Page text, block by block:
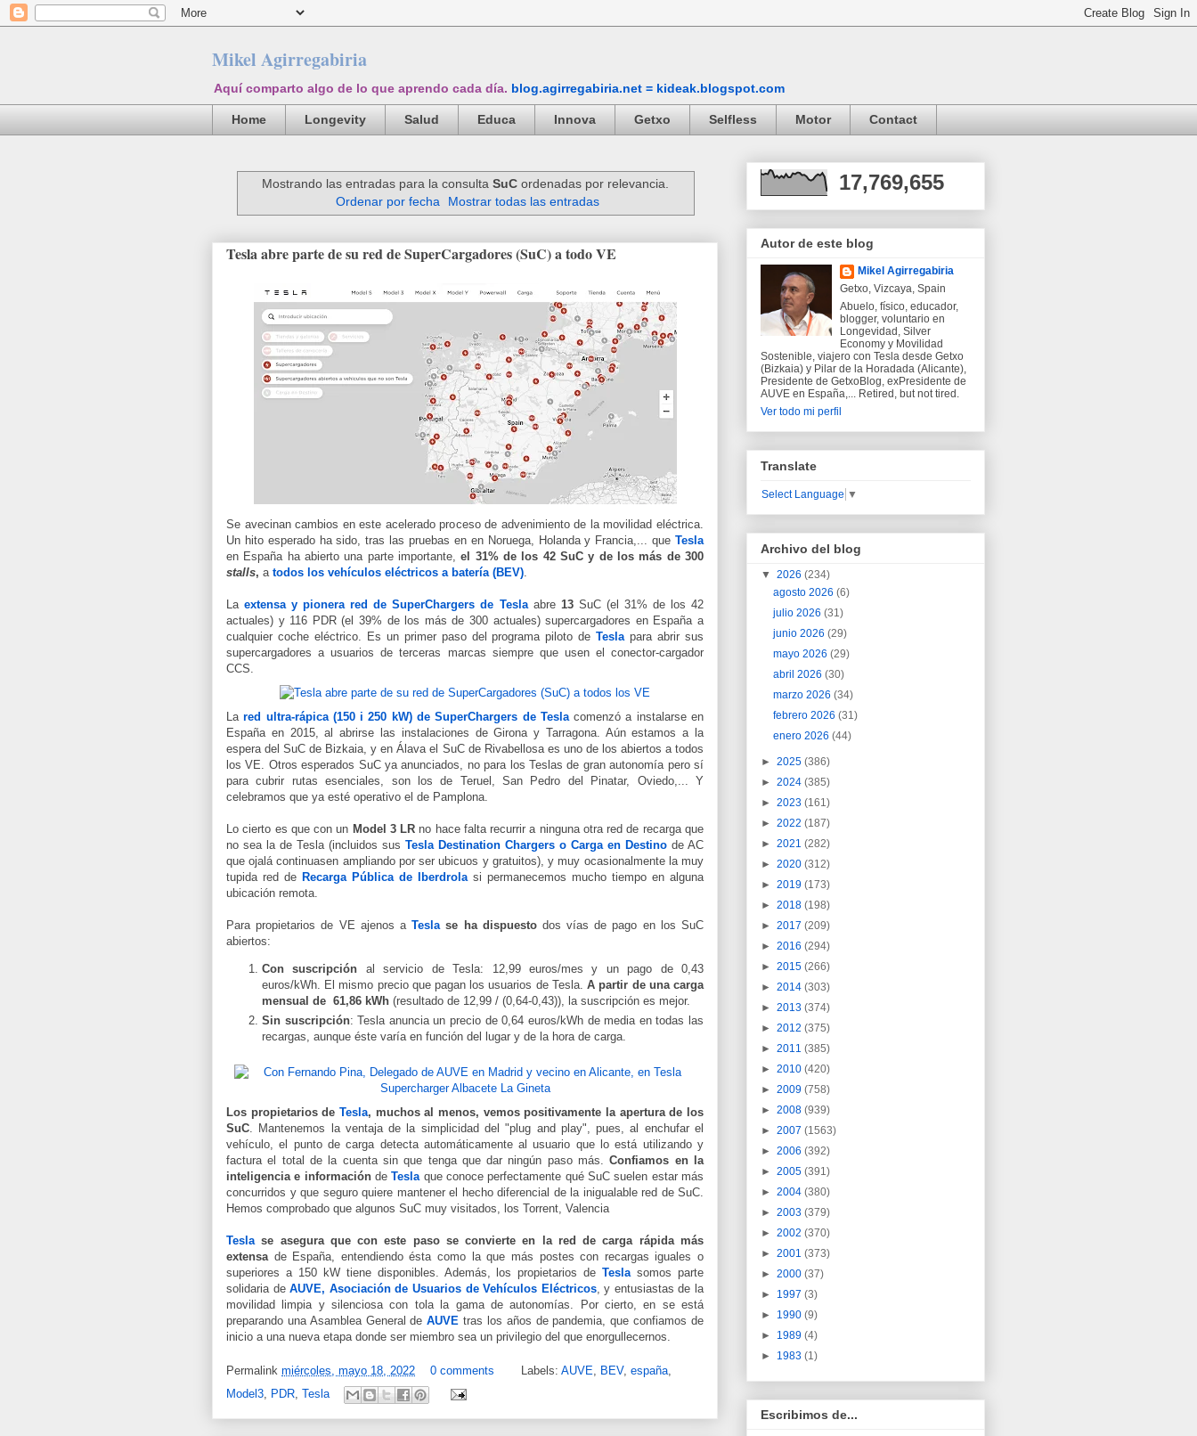
Mikel Agirregabiria
Aquí comparto algo de lo que aprendo cada día. blog.agirregabiria.net = kideak.blogspot.com
Home Longevity Salud Educa Innova Getxo Selfless Motor Contact
Mostrando las entradas para la consulta SuCordenadas por relevancia.
Ordenar por fecha
Mostrar todas las entradas
Tesla abre parte de su red de SuperCargadores (SuC) a todo VE
Se avecinan cambios en este acelerado proceso de advenimiento de la movilidad eléctrica.
Un hito esperado ha sido, tras las pruebas en en Noruega, Holanda y Francia,... queTesla
en España ha abierto una parte importante,el 31% de los 42 SuC y de los más de 300
stalls, a todos los vehículos eléctricos a batería (BEV).
Laextensa y pionera red de SuperChargers de Teslaabre 13 SuC (el 31% de los 42
actuales) y 116 PDR (el 39% de los más de 300 actuales) supercargadores en España a
cualquier coche eléctrico. Es un primer paso del programa piloto deTeslapara abrir sus
supercargadores a usuarios de terceras marcas siempre que usen el conector-cargador
CCS.
Lared ultra-rápica (150 i 250 kW) de SuperChargers de Teslacomenzó a instalarse en
España en 2015, al abrirse las instalaciones de Girona y Tarragona. Aún estamos a la
espera del SuC de Bizkaia, y en Álava el SuC de Rivabellosa es uno de los abiertos a todos
los VE. Otros esperados SuC ya anunciados, no para los Teslas de gran autonomía pero sí
para cubrir rutas esenciales, son los de Teruel, San Pedro del Pinatar, Oviedo,... Y
celebramos que ya esté operativo el de Pamplona.
Lo cierto es que con un Model 3 LR no hace falta recurrir a ninguna otra red de recarga que
no sea la de Tesla (incluidos sus Tesla Destination Chargers o Carga en Destino de AC
que ojalá continuasen ampliando por ser ubicuos y gratuitos), y muy ocasionalmente la muy
tupida red de Recarga Pública de Iberdrolasi permanecemos mucho tiempo en alguna
ubicación remota.
Para propietarios de VE ajenos aTesla se ha dispuesto dos vías de pago en los SuC
abiertos:
Con suscripción al servicio de Tesla: 12,99 euros/mes y un pago de 0,43
euros/kWh. El mismo precio que pagan los usuarios de Tesla.A partir de una carga
mensual de 61,86 kWh (resultado de 12,99 / (0,64-0,43)), la suscripción es mejor.
Sin suscripción: Tesla anuncia un precio de 0,64 euros/kWh de media en todas las
recargas, aunque éste varía en función del lugar y de la hora de carga.
Los propietarios de Tesla, muchos al menos, vemos positivamente la apertura de los
SuC . Mantenemos la ventaja de la simplicidad del "plug and play", pues, al enchufar el
vehículo, el punto de carga detecta automáticamente al usuario que lo está utilizando y
factura el total de la cuenta sin que tenga que dar ningún paso más.Confiamos en la
inteligencia e informacióndeTesla que conoce perfectamente qué SuC suelen estar más
concurridos y que seguro quiere mantener el hecho diferencial de la inigualable red de SuC.
Hemos comprobado que algunos SuC muy visitados, los Torrent, Valencia
Tesla se asegura que con este paso se convierte en la red de carga rápida más
extensa de España, entendiendo ésta como la que más postes con recargas iguales o
superiores a 150 kW tiene disponibles. Además, los propietarios deTesla somos parte
solidaria deAUVE, Asociación de Usuarios de Vehículos Eléctricos, y entusiastas de la
movilidad limpia y silenciosa con tola la gama de autonomías. Por cierto, en se está
preparando una Asamblea GeneraldeAUVE tras los años de pandemia, que confiamos de
inicio a una nueva etapa donde ser miembro sea un privilegio del que enorgullecernos.
Permalink miércoles, mayo 18, 2022 0 comments Labels: AUVE, BEV, españa,
Model3
PDR Tesla
17,769,655
Autor de este blog
Mikel Agirregabiria
Getxo, Vizcaya, Spain
Abuelo, físico, educador,
blogger, voluntario en
Longevidad, Silver
Economy y Movilidad
Sostenible, viajero con Tesla desde Getxo
(Bizkaia) y Pilar de la Horadada (Alicante),
Presidente de GetxoBlog, exPresidente de
AUVE en España,... Retired, but not tired.
Ver todo mi perfil
Translate
Select Language ▼
Archivo del blog
▼ 2026 (234)
agosto 2026(6)
julio 2026(31)
junio 2026(29)
mayo 2026(29)
abril 2026(30)
marzo 2026(34)
febrero 2026(31)
enero 2026(44)
► 2025 (386)
► 2024 (385)
► 2023 (161)
► 2022 (187)
► 2021 (282)
► 2020 (312)
► 2019 (173)
► 2018 (198)
► 2017 (209)
► 2016 (294)
► 2015 (266)
► 2014 (303)
► 2013 (374)
► 2012 (375)
► 2011 (385)
► 2010 (420)
► 2009 (758)
► 2008 (939)
► 2007 (1563)
► 2006 (392)
► 2005 (391)
► 2004 (380)
► 2003 (379)
► 2002 (370)
► 2001 (373)
► 2000 (37)
► 1997 (3)
► 1990 (9)
► 1989 (4)
► 1983 (1)
Escribimos de...